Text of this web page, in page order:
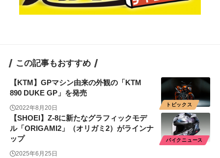
この記事もおすすめ
トピックス
【KTM】GPマシン由来の外観の「KTM
890 DUKE GP」を発売
2022年8月20日
バイクニュース
【SHOEI】Z-8に新たなグラフィックモデ
ル「ORIGAMI2」（オリガミ2）がラインナ
ップ
2025年6月25日